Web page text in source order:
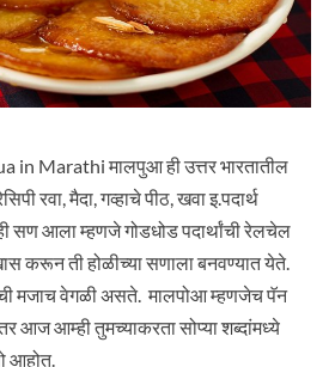
in Marathi मालपुआ ही उत्तर भारतातील
रवा, मैदा, गव्हाचे पीठ, खवा इ.पदार्थ
सण आला म्हणजे गोडधोड पदार्थांची रेलचेल
करून ती होळीच्या सणाला बनवण्यात येते.
मजाच वेगळी असते. मालपोआ म्हणजेच पॅन
आम्ही तुमच्याकरता सोप्या शब्दांमध्ये
आहोत.